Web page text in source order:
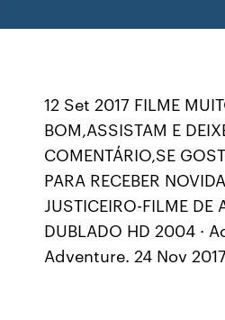
12 Set 2017 FILME
BOM,ASSISTAM E
COMENTÁRIO,SE
PARA RECEBER
JUSTICEIRO-FILME DE
DUBLADO HD 2004 ·
Adventure. 24 Nov